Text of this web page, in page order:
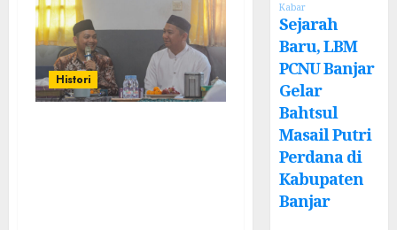
Histori
Kabar
Sejarah
Baru, LBM
PCNU Banjar
Gelar
Bahtsul
Masail Putri
Perdana di
Kabupaten
Banjar